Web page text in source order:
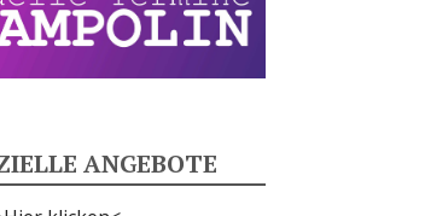
ANGEBOTE